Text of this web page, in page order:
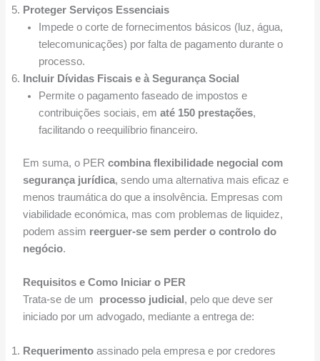
Proteger Serviços Essenciais
Impede o corte de fornecimentos básicos (luz, água,
telecomunicações) por falta de pagamento durante o
processo.
Incluir Dívidas Fiscais e à Segurança Social
Permite o pagamento faseado de impostos e
contribuições sociais, em até 150 prestações,
facilitando o reequilíbrio financeiro.
Em suma, o PER combina flexibilidade negocial com
segurança jurídica, sendo uma alternativa mais eficaz e
menos traumática do que a insolvência. Empresas com
viabilidade económica, mas com problemas de liquidez,
podem assim reerguer-se sem perder o controlo do
negócio.
Requisitos e Como Iniciar o PER
Trata-se de um processo judicial , pelo que deve ser
iniciado por um advogado, mediante a entrega de:
Requerimentoassinado pela empresa e por credores